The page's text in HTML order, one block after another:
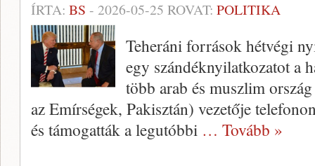
ÍRTA: BS - 2026-05-25 ROVAT: POLITIKA
Teheráni források hétvégi
egy szándéknyilatkozatot a
több arab és muszlim
az Emírségek, Pakisztán) vezetője
és támogatták a legutóbbi … Tovább »